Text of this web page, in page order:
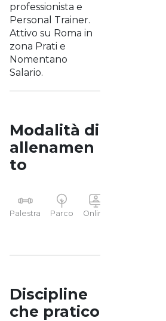
professionista e
Personal Trainer.
Attivo su Roma in
zona Prati e
Nomentano
Salario.
Modalità di
allenamen
to
Palestra Parco Online
Discipline
che pratico